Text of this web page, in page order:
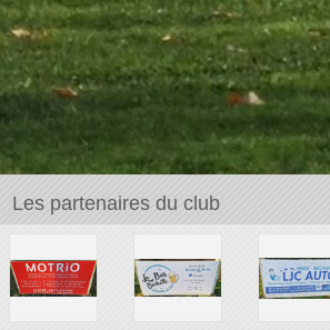
Les partenaires du club